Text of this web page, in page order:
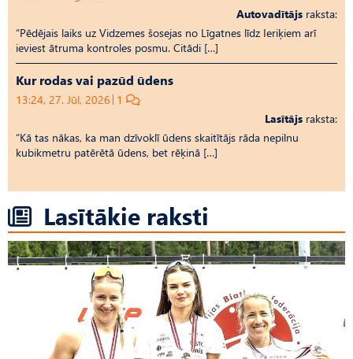
Autovadītājs raksta:
“Pēdējais laiks uz Vid­ze­mes šosejas no Līgatnes līdz Ieriķiem arī
ieviest ātruma kontroles posmu. Citādi […]
Kur rodas vai pazūd ūdens
13:24, 27. Jūl, 2026 1
Lasītājs raksta:
“Kā tas nākas, ka man dzīvoklī ūdens skaitītājs rāda nepilnu
kubikmetru patērētā ūdens, bet rēķinā […]
Lasītākie raksti